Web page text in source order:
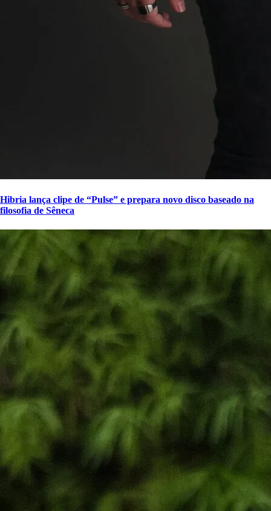
Hibria lança clipe de “Pulse” e prepara novo disco baseado na
filosofia de Sêneca